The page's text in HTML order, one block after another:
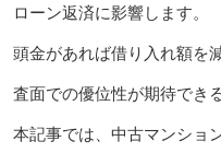
ローン返済に影響します。
頭金があれば借り入れ額を
査面での優位性が期待でき
本記事では、中古マンショ